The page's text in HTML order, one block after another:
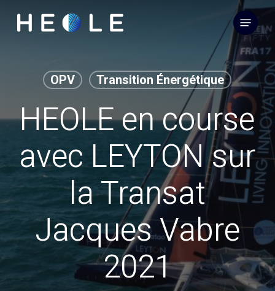
Menu
OPV Transition Énergétique
HEOLE en course
avec LEYTON sur
la Transat
Jacques Vabre
2021